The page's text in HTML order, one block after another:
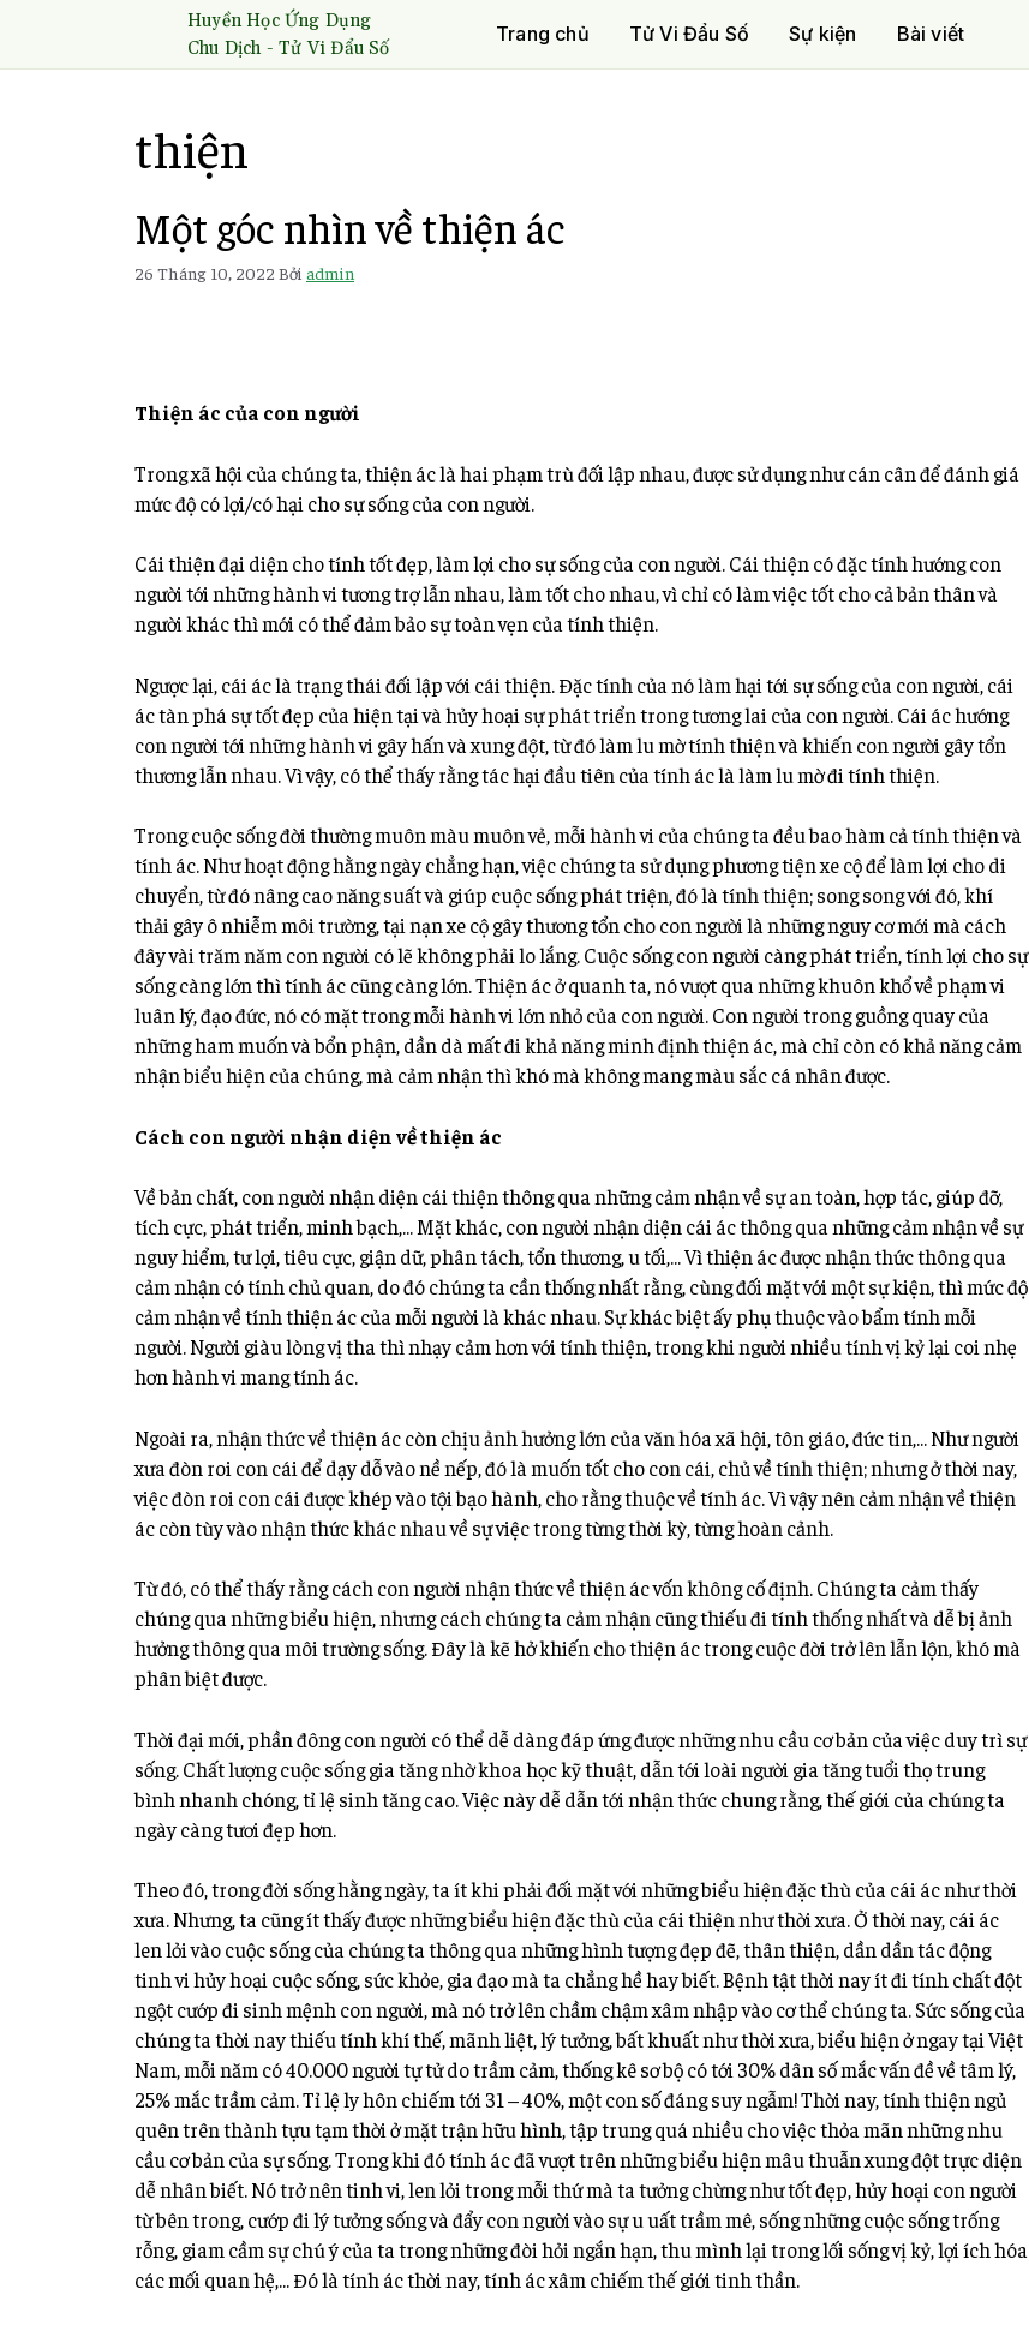
Huyền Học Ứng Dụng
Chu Dịch - Tử Vi Đẩu Số
Trang chủ Tử Vi Đẩu Số Sự kiện Bài viết
thiện
Một góc nhìn về thiện ác
26 Tháng 10, 2022 Bởi admin
Thiện ác của con người
Trong xã hội của chúng ta, thiện ác là hai phạm trù đối lập nhau, được sử dụng như cán cân để đánh giá
mức độ có lợi/có hại cho sự sống của con người.
Cái thiện đại diện cho tính tốt đẹp, làm lợi cho sự sống của con người. Cái thiện có đặc tính hướng con
người tới những hành vi tương trợ lẫn nhau, làm tốt cho nhau, vì chỉ có làm việc tốt cho cả bản thân và
người khác thì mới có thể đảm bảo sự toàn vẹn của tính thiện.
Ngược lại, cái ác là trạng thái đối lập với cái thiện. Đặc tính của nó làm hại tới sự sống của con người, cái
ác tàn phá sự tốt đẹp của hiện tại và hủy hoại sự phát triển trong tương lai của con người. Cái ác hướng
con người tới những hành vi gây hấn và xung đột, từ đó làm lu mờ tính thiện và khiến con người gây tổn
thương lẫn nhau. Vì vậy, có thể thấy rằng tác hại đầu tiên của tính ác là làm lu mờ đi tính thiện.
Trong cuộc sống đời thường muôn màu muôn vẻ, mỗi hành vi của chúng ta đều bao hàm cả tính thiện và
tính ác. Như hoạt động hằng ngày chẳng hạn, việc chúng ta sử dụng phương tiện xe cộ để làm lợi cho di
chuyển, từ đó nâng cao năng suất và giúp cuộc sống phát triện, đó là tính thiện; song song với đó, khí
thải gây ô nhiễm môi trường, tại nạn xe cộ gây thương tổn cho con người là những nguy cơ mới mà cách
đây vài trăm năm con người có lẽ không phải lo lắng. Cuộc sống con người càng phát triển, tính lợi cho sự
sống càng lớn thì tính ác cũng càng lớn. Thiện ác ở quanh ta, nó vượt qua những khuôn khổ về phạm vi
luân lý, đạo đức, nó có mặt trong mỗi hành vi lớn nhỏ của con người. Con người trong guồng quay của
những ham muốn và bổn phận, dần dà mất đi khả năng minh định thiện ác, mà chỉ còn có khả năng cảm
nhận biểu hiện của chúng, mà cảm nhận thì khó mà không mang màu sắc cá nhân được.
Cách con người nhận diện về thiện ác
Về bản chất, con người nhận diện cái thiện thông qua những cảm nhận về sự an toàn, hợp tác, giúp đỡ,
tích cực, phát triển, minh bạch,… Mặt khác, con người nhận diện cái ác thông qua những cảm nhận về sự
nguy hiểm, tư lợi, tiêu cực, giận dữ, phân tách, tổn thương, u tối,… Vì thiện ác được nhận thức thông qua
cảm nhận có tính chủ quan, do đó chúng ta cần thống nhất rằng, cùng đối mặt với một sự kiện, thì mứcđộ
cảm nhận về tính thiện ác của mỗi người là khác nhau. Sự khác biệt ấy phụ thuộc vào bẩm tính mỗi
người. Người giàu lòng vị tha thì nhạy cảm hơn với tính thiện, trong khi người nhiều tính vị kỷ lại coi nhẹ
hơn hành vi mang tính ác.
Ngoài ra, nhận thức về thiện ác còn chịu ảnh hưởng lớn của văn hóa xã hội, tôn giáo, đức tin,… Như người
xưa đòn roi con cái để dạy dỗ vào nề nếp, đó là muốn tốt cho con cái, chủ về tính thiện; nhưng ở thời nay,
việc đòn roi con cái được khép vào tội bạo hành, cho rằng thuộc về tính ác. Vì vậy nên cảm nhận về thiện
ác còn tùy vào nhận thức khác nhau về sự việc trong từng thời kỳ, từng hoàn cảnh.
Từ đó, có thể thấy rằng cách con người nhận thức về thiện ác vốn không cố định. Chúng ta cảm thấy
chúng qua những biểu hiện, nhưng cách chúng ta cảm nhận cũng thiếu đi tính thống nhất và dễ bị ảnh
hưởng thông qua môi trường sống. Đây là kẽ hở khiến cho thiện ác trong cuộc đời trở lên lẫn lộn, khó mà
phân biệt được.
Thời đại mới, phần đông con người có thể dễ dàng đáp ứng được những nhu cầu cơ bản của việc duy trì sự
sống. Chất lượng cuộc sống gia tăng nhờ khoa học kỹ thuật, dẫn tới loài người gia tăng tuổi thọ trung
bình nhanh chóng, tỉ lệ sinh tăng cao. Việc này dễ dẫn tới nhận thức chung rằng, thế giới của chúng ta
ngày càng tươi đẹp hơn.
Theo đó, trong đời sống hằng ngày, ta ít khi phải đối mặt với những biểu hiện đặc thù của cái ác như thời
xưa. Nhưng, ta cũng ít thấy được những biểu hiện đặc thù của cái thiện như thời xưa. Ở thời nay, cái ác
len lỏi vào cuộc sống của chúng ta thông qua những hình tượng đẹp đẽ, thân thiện, dần dần tác động
tinh vi hủy hoại cuộc sống, sức khỏe, gia đạo mà ta chẳng hề hay biết. Bệnh tật thời nay ít đi tính chất đột
ngột cướp đi sinh mệnh con người, mà nó trở lên chầm chậm xâm nhập vào cơ thể chúng ta. Sức sống của
chúng ta thời nay thiếu tính khí thế, mãnh liệt, lý tưởng, bất khuất như thời xưa, biểu hiện ở ngay tại Việt
Nam, mỗi năm có 40.000 người tự tử do trầm cảm, thống kê sơ bộ có tới 30% dân số mắc vấn đề về tâm lý,
25% mắc trầm cảm. Tỉ lệ ly hôn chiếm tới 31 – 40%, một con số đáng suy ngẫm! Thời nay, tính thiện ngủ
quên trên thành tựu tạm thời ở mặt trận hữu hình, tập trung quá nhiều cho việc thỏa mãn những nhu
cầu cơ bản của sự sống. Trong khi đó tính ác đã vượt trên những biểu hiện mâu thuẫn xung đột trực diện
dễ nhân biết. Nó trở nên tinh vi, len lỏi trong mỗi thứ mà ta tưởng chừng như tốt đẹp, hủy hoại con người
từ bên trong, cướp đi lý tưởng sống và đẩy con người vào sự u uất trầm mê, sống những cuộc sống trống
rỗng, giam cầm sự chú ý của ta trong những đòi hỏi ngắn hạn, thu mình lại trong lối sống vị kỷ, lợi ích hóa
các mối quan hệ,… Đó là tính ác thời nay, tính ác xâm chiếm thế giới tinh thần.